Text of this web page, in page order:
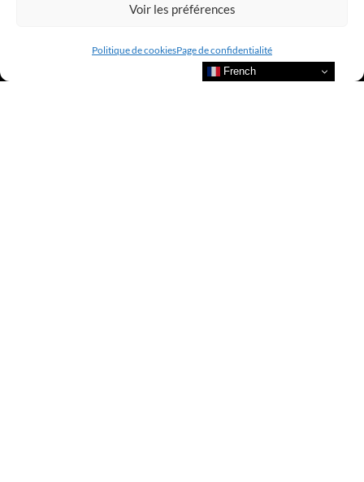
Voir les préférences
Politique de cookiesPage de confidentialité
French